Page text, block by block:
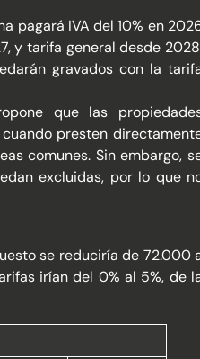
pagará IVA del 10% en
y tarifa general desde
gravados con la
que las
presten
comunes. Sin embargo,
excluidas, por lo que
se reduciría de 72.000
irían del 0% al 5%, de